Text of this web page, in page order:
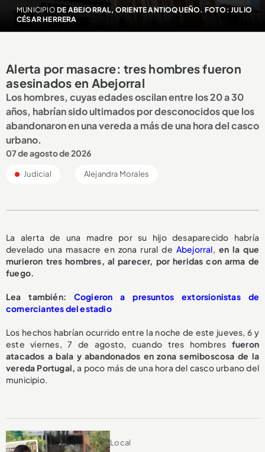
MUNICIPIO DE ABEJORRAL, ORIENTE ANTIOQUEÑO. FOTO: JULIO
CÉSAR HERRERA
Alerta por masacre: tres hombres fueron
asesinados en Abejorral
Los hombres, cuyas edades oscilan entre los 20 a 30
años, habrían sido ultimados por desconocidos que los
abandonaron en una vereda a más de una hora del casco
urbano.
07 de agosto de 2026
Judicial Alejandra Morales
La alerta de una madre por su hijo desaparecido habría
develado una masacre en zona rural de Abejorral, en la que
murieron tres hombres, al parecer, por heridas con arma de
fuego.
Lea también: Cogieron a presuntos extorsionistas de
comerciantes del estadio
Los hechos habrían ocurrido entre la noche de este jueves, 6 y
este viernes, 7 de agosto, cuando tres hombres fueron
atacados a bala y abandonados en zona semiboscosa de la
vereda Portugal, a poco más de una hora del casco urbano del
municipio.
Local